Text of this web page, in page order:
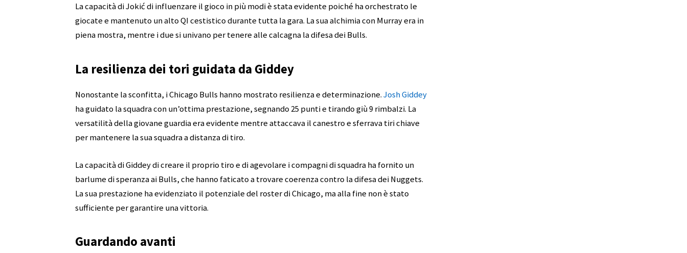
La capacità di Jokić di influenzare il gioco in più modi è stata evidente poiché ha orchestrato le
giocate e mantenuto un alto QI cestistico durante tutta la gara. La sua alchimia con Murray era in
piena mostra, mentre i due si univano per tenere alle calcagna la difesa dei Bulls.
La resilienza dei tori guidata da Giddey
Nonostante la sconfitta, i Chicago Bulls hanno mostrato resilienza e determinazione.Josh Giddey
ha guidato la squadra con un’ottima prestazione, segnando 25 punti e tirando giù 9 rimbalzi. La
versatilità della giovane guardia era evidente mentre attaccava il canestro e sferrava tiri chiave
per mantenere la sua squadra a distanza di tiro.
La capacità di Giddey di creare il proprio tiro e di agevolare i compagni di squadra ha fornito un
barlume di speranza ai Bulls, che hanno faticato a trovare coerenza contro la difesa dei Nuggets.
La sua prestazione ha evidenziato il potenziale del roster di Chicago, ma alla fine non è stato
sufficiente per garantire una vittoria.
Guardando avanti